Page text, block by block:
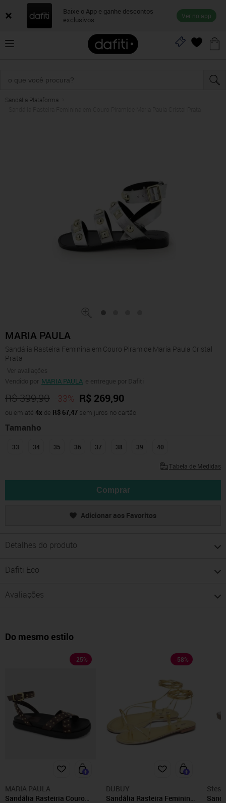
Baixe o App e ganhe descontos
exclusivos
Ver no app
Sandália Plataforma
MARIA PAULA
Sandália Rasteira Feminina em Couro Piramide Maria Paula Cristal
Prata
Ver avaliações
Vendido por MARIA PAULA e entregue por Dafiti
R$ 399,90 -33% R$ 269,90
ou em até 4x de R$ 67,47 sem juros no cartão
Tamanho
33 34 35 36 37 38 39 40
Tabela de Medidas
Comprar
Adicionar aos Favoritos
Detalhes do produto
Dafiti Eco
Avaliações
Do mesmo estilo
-25%
MARIA PAULA
Sandália Rasteiria Couro
-58%
DUBUY
Sandália Rasteira Feminina